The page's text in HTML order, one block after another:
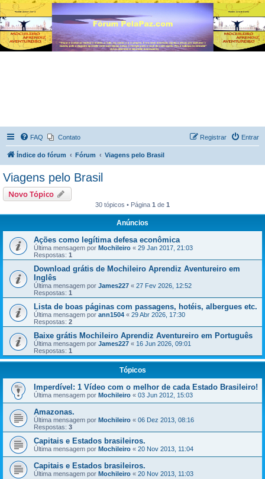
FAQ Contato Entrar
Registrar
Índice do fórum Fórum Viagens pelo Brasil
Viagens pelo Brasil
Novo Tópico
30 tópicos • Página 1 de 1
Anúncios
Ações como legítima defesa econômica
Última mensagem por Mochileiro « 29 Jan 2017, 21:03
Respostas: 1
Download grátis de Mochileiro Aprendiz Aventureiro em
Inglês
Última mensagem por James227 « 27 Fev 2026, 12:52
Respostas: 1
Lista de boas páginas com passagens, hotéis, albergues etc.
Última mensagem por ann1504 « 29 Abr 2026, 17:30
Respostas: 2
Baixe grátis Mochileiro Aprendiz Aventureiro em Português
Última mensagem por James227 « 16 Jun 2026, 09:01
Respostas: 1
Tópicos
Imperdível: 1 Vídeo com o melhor de cada Estado Brasileiro!
Última mensagem por Mochileiro « 03 Jun 2012, 15:03
Amazonas.
Última mensagem por Mochileiro « 06 Dez 2013, 08:16
Respostas: 3
Capitais e Estados brasileiros.
Última mensagem por Mochileiro « 20 Nov 2013, 11:04
Capitais e Estados brasileiros.
Última mensagem por Mochileiro « 20 Nov 2013, 11:03